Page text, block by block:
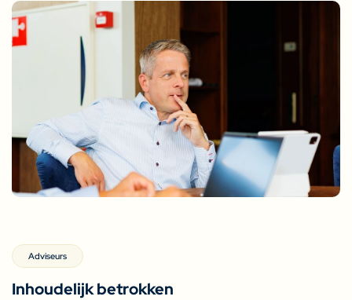
Adviseurs
Inhoudelijk betrokken